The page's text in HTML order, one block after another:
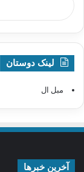
لینک دوستان
مبل ال
آخرین خبرها